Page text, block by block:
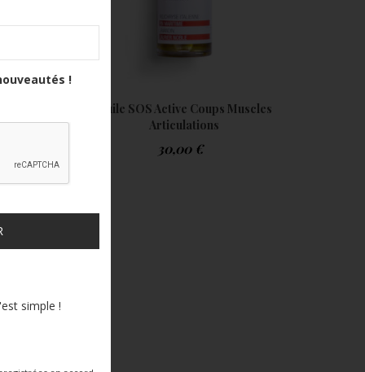
Huile SOS Active Coups Muscles
Articulations
30,00 €
!
simple !